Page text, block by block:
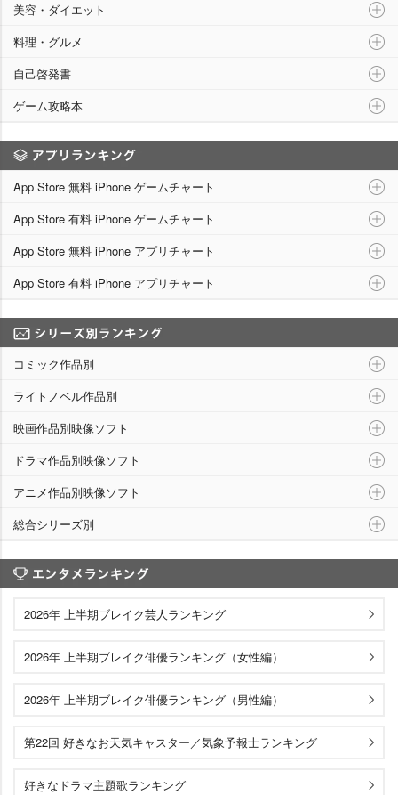
美容・ダイエット
料理・グルメ
自己啓発書
ゲーム攻略本
App Store 無料 iPhone ゲームチャート
App Store 有料 iPhone ゲームチャート
App Store 無料 iPhone アプリチャート
App Store 有料 iPhone アプリチャート
コミック作品別
ライトノベル作品別
映画作品別映像ソフト
ドラマ作品別映像ソフト
アニメ作品別映像ソフト
総合シリーズ別
2026年 上半期ブレイク芸人ランキング
2026年 上半期ブレイク俳優ランキング（女性編）
2026年 上半期ブレイク俳優ランキング（男性編）
第22回 好きなお天気キャスター／気象予報士ランキング
好きなドラマ主題歌ランキング